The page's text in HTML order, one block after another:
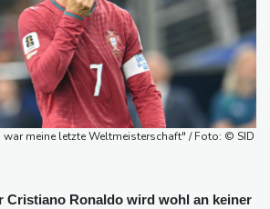
russische Kampagne hinter
Rücktritt
Frankreich-Besuch Missbrauchsopfer
meine letzte Weltmeisterschaft" / Foto: © SID
Cristiano Ronaldo wird wohl an keiner